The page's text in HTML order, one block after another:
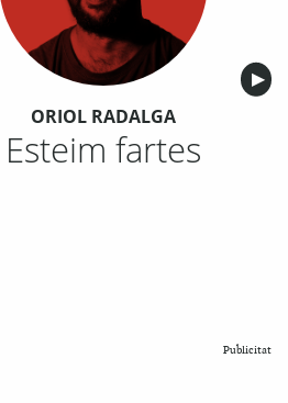
▶︎
ORIOL RADALGA
Esteim fartes
Publicitat